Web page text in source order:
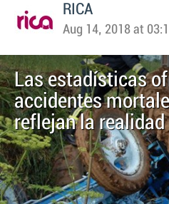
RICA
Aug 14, 2018 at
Las estadísticas
accidentes
reflejan la realidad